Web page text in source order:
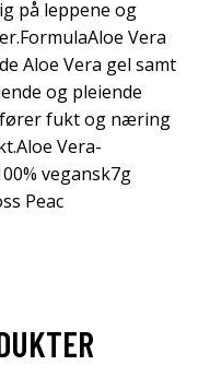
på leppene og
Vera
Aloe Vera gel samt
og pleiende
fukt og næring
Vera-
vegansk7g
Peac